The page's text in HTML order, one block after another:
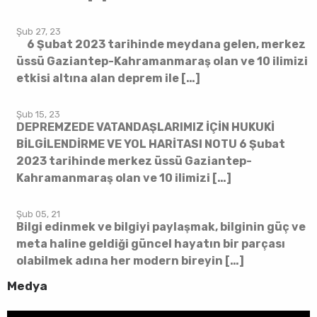
Şub 27, 23
6 Şubat 2023 tarihinde meydana gelen, merkez
üssü Gaziantep-Kahramanmaraş olan ve 10 ilimizi
etkisi altına alan deprem ile […]
Şub 15, 23
DEPREMZEDE VATANDAŞLARIMIZ İÇİN HUKUKİ
BİLGİLENDİRME VE YOL HARİTASI NOTU 6 Şubat
2023 tarihinde merkez üssü Gaziantep-
Kahramanmaraş olan ve 10 ilimizi […]
Şub 05, 21
Bilgi edinmek ve bilgiyi paylaşmak, bilginin güç ve
meta haline geldiği güncel hayatın bir parçası
olabilmek adına her modern bireyin […]
Medya